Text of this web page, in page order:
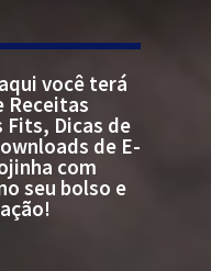
você terá
Receitas
Dicas de
de E-
com
seu bolso e